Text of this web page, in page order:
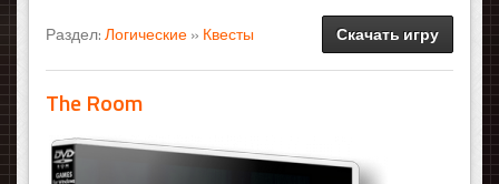
Раздел:Логические» Квесты Скачать игру
The Room